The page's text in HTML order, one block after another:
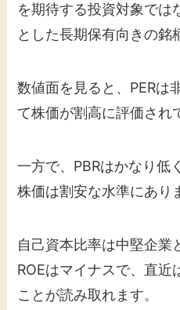
を期待する投資対象では
とした長期保有向きの銘
数値面を見ると、PERは
て株価が割高に評価され
一方で、PBRはかなり低
株価は割安な水準にあり
自己資本比率は中堅企業
ROEはマイナスで、直近
ことが読み取れます。